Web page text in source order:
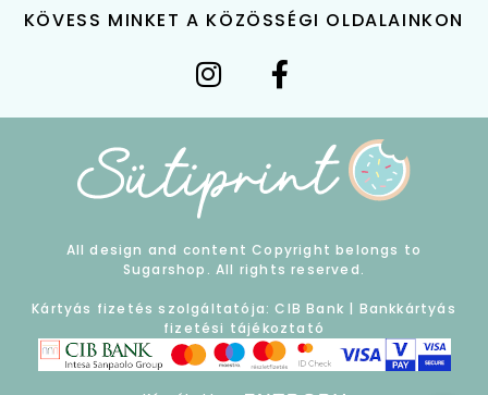
KÖVESS MINKET A KÖZÖSSÉGI OLDALAINKON
All design and content Copyright belongs to
Sugarshop. All rights reserved.
Kártyás fizetés szolgáltatója: CIB Bank | Bankkártyás
fizetési tájékoztató